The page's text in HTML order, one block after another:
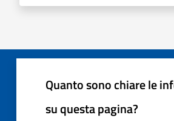
Quanto sono chiare le
su questa pagina?